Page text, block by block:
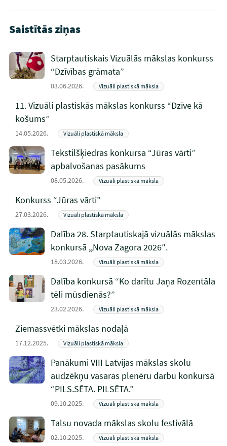
Saistītās ziņas
Starptautiskais Vizuālās mākslas konkurss
“Dzīvības grāmata”
03.06.2026. Vizuāli plastiskā māksla
11. Vizuāli plastiskās mākslas konkurss “Dzīve kā
košums”
14.05.2026. Vizuāli plastiskā māksla
Tekstilšķiedras konkursa “Jūras vārti”
apbalvošanas pasākums
08.05.2026. Vizuāli plastiskā māksla
Konkurss “Jūras vārti”
27.03.2026. Vizuāli plastiskā māksla
Dalība 28. Starptautiskajā vizuālās mākslas
konkursā ,,Nova Zagora 2026″.
18.03.2026. Vizuāli plastiskā māksla
Dalība konkursā “Ko darītu Jaņa Rozentāla
tēli mūsdienās?”
23.02.2026. Vizuāli plastiskā māksla
Ziemassvētki mākslas nodaļā
17.12.2025. Vizuāli plastiskā māksla
Panākumi VIII Latvijas mākslas skolu
audzēkņu vasaras plenēru darbu konkursā
“PILS.SĒTA. PILSĒTA.”
09.10.2025. Vizuāli plastiskā māksla
Talsu novada mākslas skolu festivālā
02.10.2025. Vizuāli plastiskā māksla